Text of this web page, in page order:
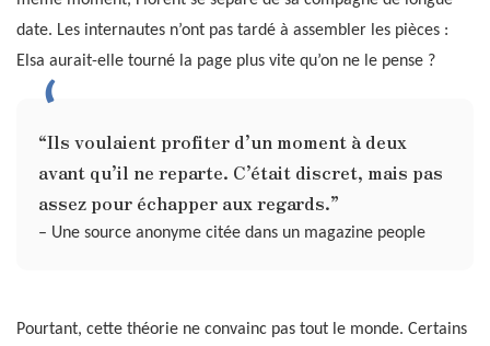
date. Les internautes n’ont pas tardé à assembler les pièces :
Elsa aurait-elle tourné la page plus vite qu’on ne le pense ?
“Ils voulaient profiter d’un moment à deux
avant qu’il ne reparte. C’était discret, mais pas
assez pour échapper aux regards.”
– Une source anonyme citée dans un magazine people
Pourtant, cette théorie ne convainc pas tout le monde. Certains